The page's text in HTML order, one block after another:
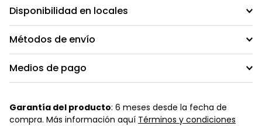
Disponibilidad en locales
Métodos de envío
Medios de pago
Garantía del producto: 6 meses desde la fecha de
compra. Más información aquí Términos y condiciones